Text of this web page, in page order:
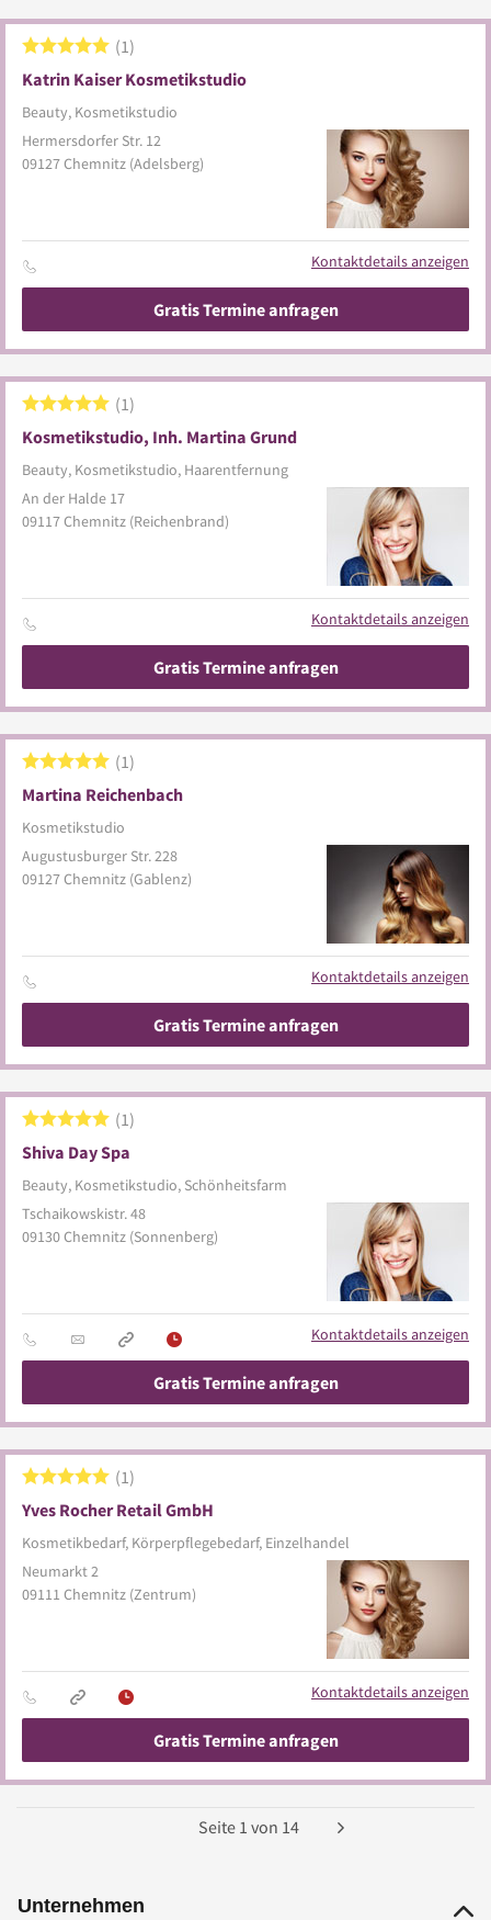
Katrin Kaiser Kosmetikstudio
Beauty, Kosmetikstudio
1
Hermersdorfer Str. 12
09127Chemnitz (Adelsberg)
Kontaktdetails anzeigen
Gratis Termine anfragen
Kosmetikstudio, Inh. Martina Grund
Beauty, Kosmetikstudio, Haarentfernung
1
An der Halde 17
09117Chemnitz (Reichenbrand)
Kontaktdetails anzeigen
Gratis Termine anfragen
Martina Reichenbach
Kosmetikstudio
1
Augustusburger Str. 228
09127Chemnitz (Gablenz)
Kontaktdetails anzeigen
Gratis Termine anfragen
Shiva Day Spa
Beauty, Kosmetikstudio, Schönheitsfarm
1
Tschaikowskistr. 48
09130Chemnitz (Sonnenberg)
Kontaktdetails anzeigen
Gratis Termine anfragen
Yves Rocher Retail GmbH
Kosmetikbedarf, Körperpflegebedarf, Einzelhandel
1
Neumarkt 2
09111 Chemnitz (Zentrum)
Kontaktdetails anzeigen
Gratis Termine anfragen
Seite 1 von 14
Unternehmen